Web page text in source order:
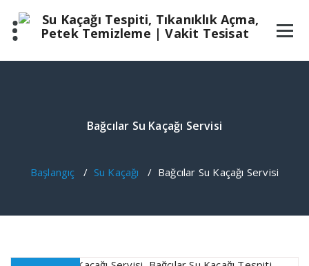
geç
Bağcılar Su Kaçağı Servisi
Başlangıç / Su Kaçağı / Bağcılar Su Kaçağı Servisi